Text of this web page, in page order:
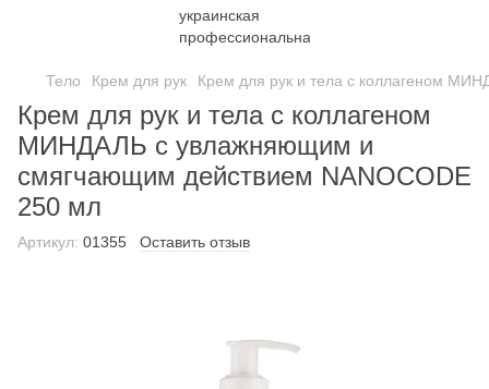
Тело Крем для рук Крем для рук и тела с коллагеном
Крем для рук и тела с коллагеном
МИНДАЛЬ с увлажняющим и
смягчающим действием NANOCODE
250 мл
Артикул: 01355 Оставить отзыв